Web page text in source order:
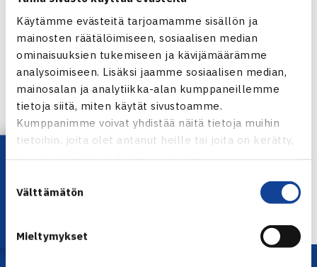
Käytämme evästeitä tarjoamamme sisällön ja
mainosten räätälöimiseen, sosiaalisen median
ominaisuuksien tukemiseen ja kävijämäärämme
analysoimiseen. Lisäksi jaamme sosiaalisen median,
mainosalan ja analytiikka-alan kumppaneillemme
tietoja siitä, miten käytät sivustoamme.
Kumppanimme voivat yhdistää näitä tietoja muihin
tietoihin, joita olet antanut heille tai joita on kerätty,
kun olet käyttänyt heidän palvelujaan.
valinta
Välttämätön
Mieltymykset
Heliövaaran
(ATP 562). Pelaajat kohtaavat nyt
ensimmäisen kerran.
Jaa:
Seuraava uutinen: Heliövaara sinetöi Suomen…
Lataa OmaTennis!